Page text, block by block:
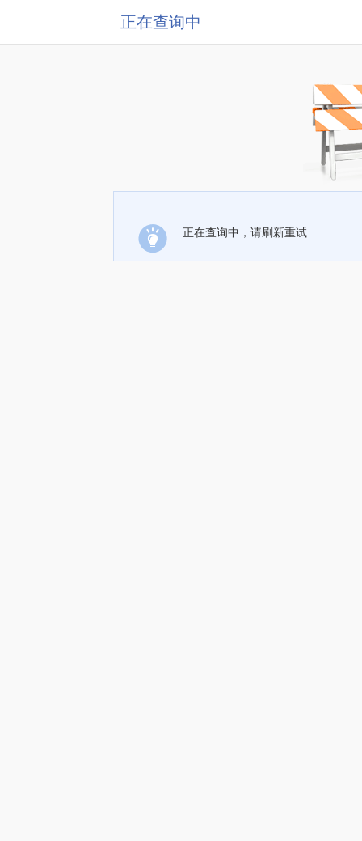
正在查询中
正在查询中，请刷新重试